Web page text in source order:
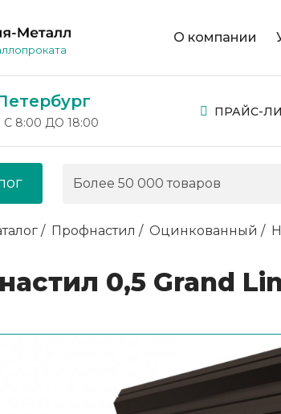
О компании
8:00 ДО 18:00
ПРАЙС-
Профнастил Оцинкованный
0,5 Grand